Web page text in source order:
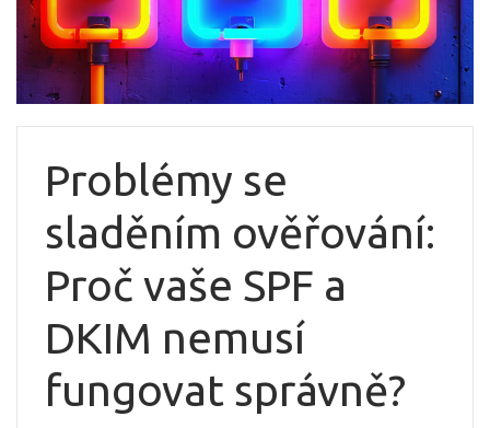
Problémy se
sladěním ověřování:
Proč vaše SPF a
DKIM nemusí
fungovat správně?